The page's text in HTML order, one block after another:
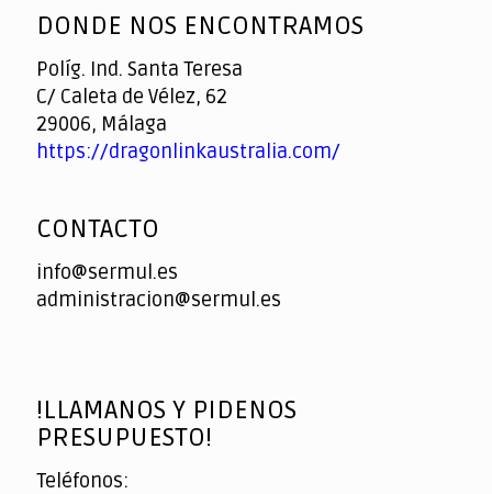
of
DONDE NOS ENCONTRAMOS
Políg. Ind. Santa Teresa
C/ Caleta de Vélez, 62
29006, Málaga
https://dragonlinkaustralia.com/
CONTACTO
info@sermul.es
administracion@sermul.es
!LLAMANOS Y PIDENOS
PRESUPUESTO!
Teléfonos: